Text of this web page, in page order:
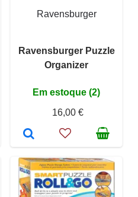
Ravensburger
Ravensburger Puzzle
Organizer
Em estoque (2)
16,00 €